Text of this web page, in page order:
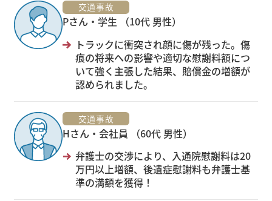
交通事故
Pさん・学生 （10代 男性）
トラックに衝突され顔に傷が残った。傷
痕の将来への影響や適切な慰謝料額につ
いて強く主張した結果、賠償金の増額が
認められました。
交通事故
Hさん・会社員 （60代 男性）
弁護士の交渉により、入通院慰謝料は20
万円以上増額、後遺症慰謝料も弁護士基
準の満額を獲得！